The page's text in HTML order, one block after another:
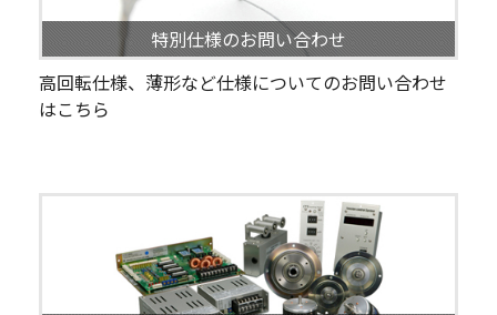
特別仕様のお問い合わせ
高回転仕様、薄形など仕様についてのお問い合わせ
はこちら